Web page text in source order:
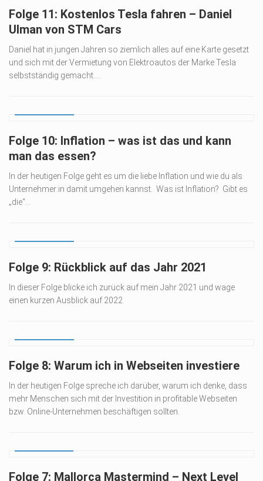
Folge 11: Kostenlos Tesla fahren – Daniel
Ulman von STM Cars
Daniel hat in jungen Jahren so ziemlich alles auf eine Karte gesetzt
und sich mit der Vermietung von Elektroautos der Marke Tesla
selbstständig gemacht....
Folge 10: Inflation – was ist das und kann
man das essen?
In der heutigen Folge geht es um die liebe Inflation und wie du als
Unternehmer:in damit umgehen kannst. Was ist Inflation? Gibt es
„die“...
Folge 9: Rückblick auf das Jahr 2021
In dieser Folge blicke ich zurück auf mein Jahr 2021 und wage
einen kurzen Ausblick auf 2022
Folge 8: Warum ich in Webseiten investiere
In der heutigen Folge spreche ich darüber, warum ich denke, dass
mehr Menschen sich mit der Investition in profitable Webseiten
bzw. Online-Unternehmen beschäftigen sollten.
Folge 7: Mallorca Mastermind – Next Level